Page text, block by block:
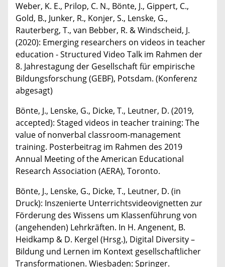
Weber, K. E., Prilop, C. N., Bönte, J., Gippert, C.,
Gold, B., Junker, R., Konjer, S., Lenske, G.,
Rauterberg, T., van Bebber, R. & Windscheid, J.
(2020): Emerging researchers on videos in teacher
education - Structured Video Talk im Rahmen der
8. Jahrestagung der Gesellschaft für empirische
Bildungsforschung (GEBF), Potsdam. (Konferenz
abgesagt)
Bönte, J., Lenske, G., Dicke, T., Leutner, D. (2019,
accepted): Staged videos in teacher training: The
value of nonverbal classroom-management
training. Posterbeitrag im Rahmen des 2019
Annual Meeting of the American Educational
Research Association (AERA), Toronto.
Bönte, J., Lenske, G., Dicke, T., Leutner, D. (in
Druck): Inszenierte Unterrichtsvideovignetten zur
Förderung des Wissens um Klassenführung von
(angehenden) Lehrkräften. In H. Angenent, B.
Heidkamp & D. Kergel (Hrsg.), Digital Diversity –
Bildung und Lernen im Kontext gesellschaftlicher
Transformationen. Wiesbaden: Springer.